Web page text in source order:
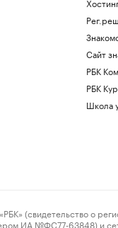
Сайт
РБК
РБК
Школа
о
ИА №ФС77-63848) и